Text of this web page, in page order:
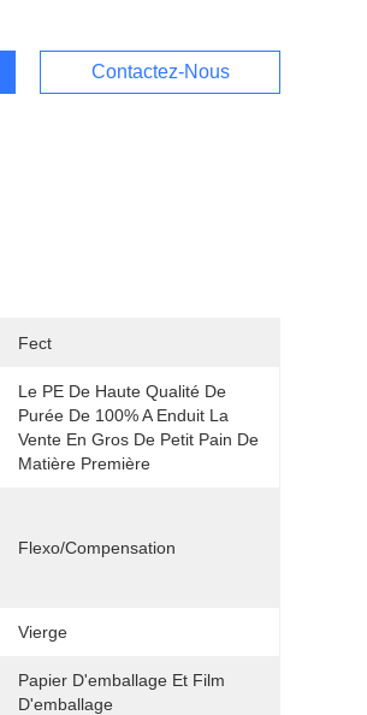
Contactez-Nous
Fect
Le PE De Haute Qualité De
Purée De 100% A Enduit La
Vente En Gros De Petit Pain De
Matière Première
Flexo/compensation
Vierge
Papier D'emballage Et Film
D'emballage